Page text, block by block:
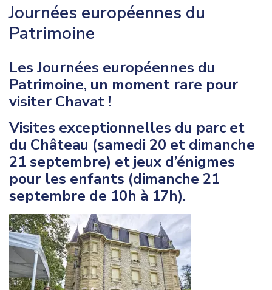
Journées européennes du
Patrimoine
Les Journées européennes du
Patrimoine, un moment rare pour
visiter Chavat !
Visites exceptionnelles du parc et
du Château (samedi 20 et dimanche
21 septembre) et jeux d’énigmes
pour les enfants (dimanche 21
septembre de 10h à 17h).